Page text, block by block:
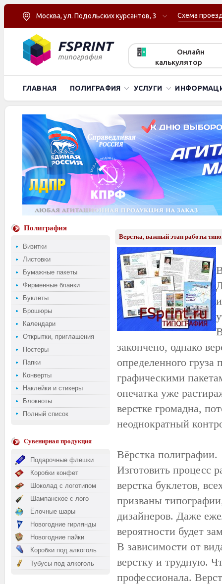
Москва, ул. Подольских курсантов, 3 Схема
Онлайн
калькулятор
ГЛАВНАЯ ПОЛИГРАФИЯ УСЛУГИ
Полиграфия
Визитки
Листовки
Бумажные пакеты
Фирменные бланки
Буклеты
Брошюры
Календари
Открытки, приглашения
Постеры
Папки
Конверты
Наклейки и стикеры
Блокноты
Полный список
Сувенирная продукция
Подарочные флешки
Коробки конфет
Шоколад с логотипом
Шампанское с лого
Ёлочные шары
Новогодние гирлянды
Новогодние пайки
Коробки под алкоголь
Тубусы под алкоголь
Верстка, важный этап работы
закончено, однако
определенного
графическими
опечатка уже
верстке громадна,
неоднократный
Вёрстка полиграфии.
Изготовить процесс
верстка буклетов,
призваны
дизайнеров. Даже
вероятности будет
В зависимости от
верстку и трудную.
профессионала.